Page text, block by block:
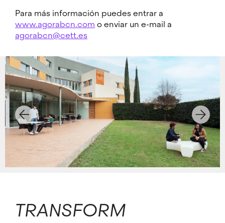
Para más información puedes entrar a
www.agorabcn.com o enviar un e-mail a
agorabcn@cett.es
TRANSFORM